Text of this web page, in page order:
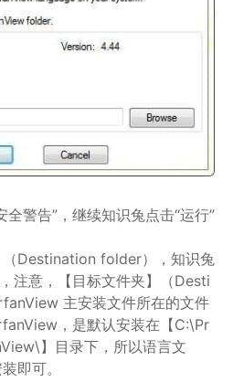
警告”，继续知识兔点击“运行”
Destination folder），知识兔
注意，【目标文件夹】（Desti
主安装文件所在的文件
，是默认安装在【C:\Pr
】目录下，所以语言文
即可。